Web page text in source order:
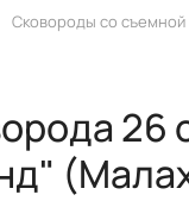
Сковороды со съемной
26